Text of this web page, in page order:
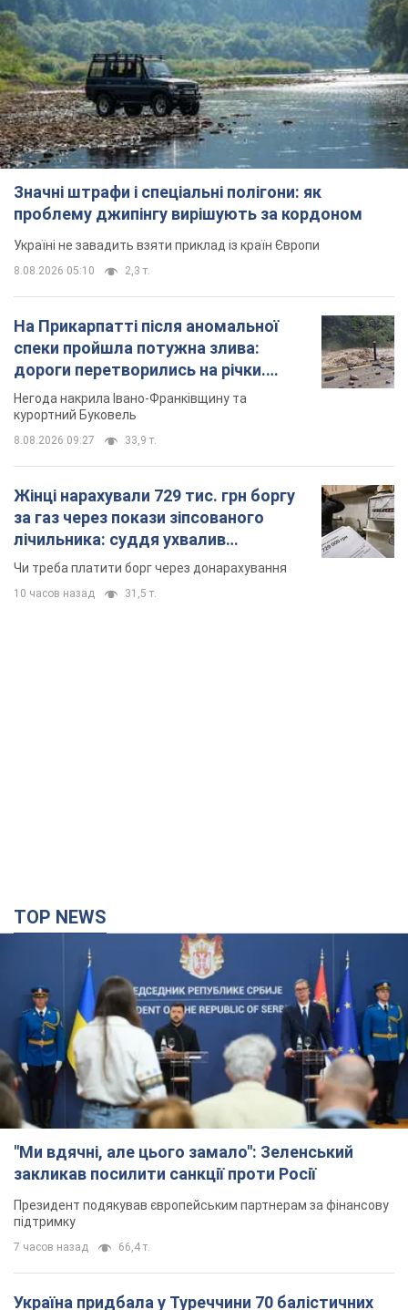
Значні штрафи і спеціальні полігони: як
проблему джипінгу вирішують за кордоном
Україні не завадить взяти приклад із країн Європи
8.08.2026 05:10 2,3 т.
На Прикарпатті після аномальної
спеки пройшла потужна злива:
дороги перетворились на річки.
Відео
Негода накрила Івано-Франківщину та
курортний Буковель
8.08.2026 09:27 33,9 т.
Жінці нарахували 729 тис. грн боргу
за газ через покази зіпсованого
лічильника: суддя ухвалив
неочікуване рішення
Чи треба платити борг через донарахування
10 часов назад 31,5 т.
TOP NEWS
"Ми вдячні, але цього замало": Зеленський
закликав посилити санкції проти Росії
Президент подякував європейським партнерам за фінансову
підтримку
7 часов назад 66,4 т.
Україна придбала у Туреччини 70 балістичних